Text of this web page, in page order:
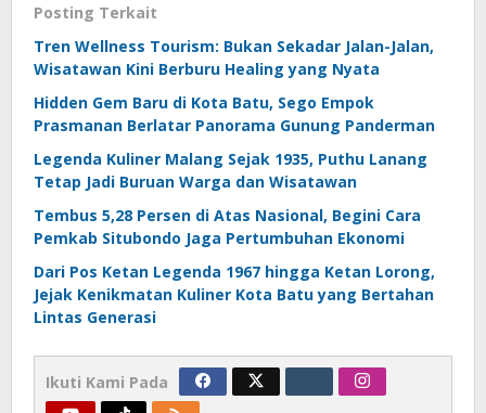
Posting Terkait
Tren Wellness Tourism: Bukan Sekadar Jalan-Jalan,
Wisatawan Kini Berburu Healing yang Nyata
Hidden Gem Baru di Kota Batu, Sego Empok
Prasmanan Berlatar Panorama Gunung Panderman
Legenda Kuliner Malang Sejak 1935, Puthu Lanang
Tetap Jadi Buruan Warga dan Wisatawan
Tembus 5,28 Persen di Atas Nasional, Begini Cara
Pemkab Situbondo Jaga Pertumbuhan Ekonomi
Dari Pos Ketan Legenda 1967 hingga Ketan Lorong,
Jejak Kenikmatan Kuliner Kota Batu yang Bertahan
Lintas Generasi
Ikuti Kami Pada